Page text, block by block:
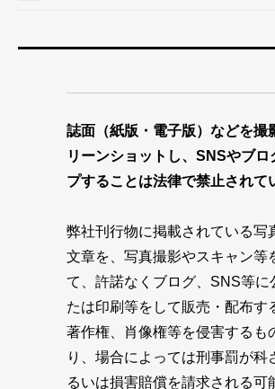
誌面（紙版・電子版）などを撮
リーンショットし、SNSやブロ
プすることは法律で禁止されて
弊社刊行物に掲載されている写
文章を、写真撮影やスキャン等
て、許諾なくブログ、SNS等に
たは印刷等をして販売・配布す
著作権、肖像権等を侵害するも
り、場合によっては刑事罰が科
るいは損害賠償を請求される可